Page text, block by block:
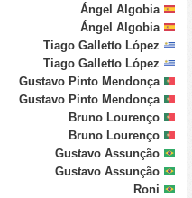
Ángel Algobia
Ángel Algobia
Tiago Galletto López
Tiago Galletto López
Gustavo Pinto Mendonça
Gustavo Pinto Mendonça
Bruno Lourenço
Bruno Lourenço
Gustavo Assunção
Gustavo Assunção
Roni